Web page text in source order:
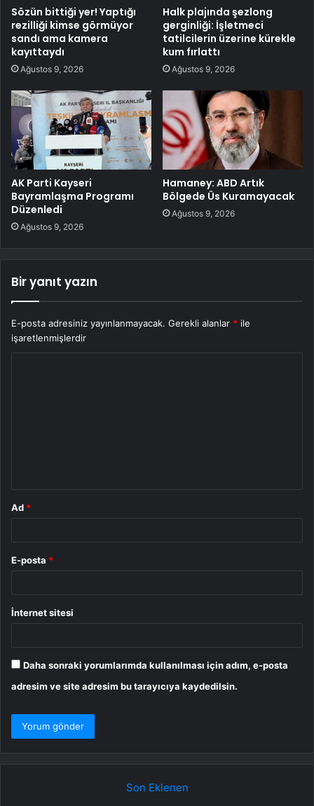
Sözün bittiği yer! Yaptığı
rezilliği kimse görmüyor
sandı ama kamera
kayıttaydı
Ağustos 9, 2026
Halk plajında şezlong
gerginliği: İşletmeci
tatilcilerin üzerine kürekle
kum fırlattı
Ağustos 9, 2026
AK Parti Kayseri
Bayramlaşma Programı
Düzenledi
Ağustos 9, 2026
Hamaney: ABD Artık
Bölgede Üs Kuramayacak
Ağustos 9, 2026
Bir yanıt yazın
E-posta adresiniz yayınlanmayacak. Gerekli alanlar * ile
işaretlenmişlerdir
Ad *
E-posta *
İnternet sitesi
Daha sonraki yorumlarımda kullanılması için adım, e-posta
adresim ve site adresim bu tarayıcıya kaydedilsin.
Son Eklenen